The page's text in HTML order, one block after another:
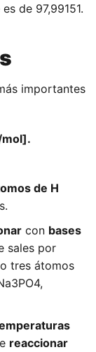
de 97,99151.
importantes
de H
con bases
sales por
tres átomos
reaccionar